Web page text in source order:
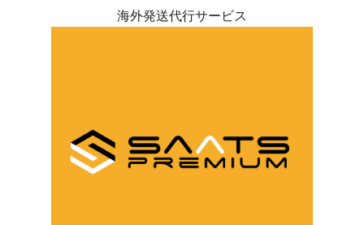
海外発送代行サービス